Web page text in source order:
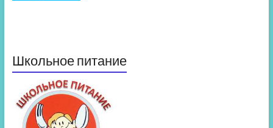
Школьное питание